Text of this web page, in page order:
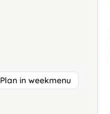
Plan in weekmenu